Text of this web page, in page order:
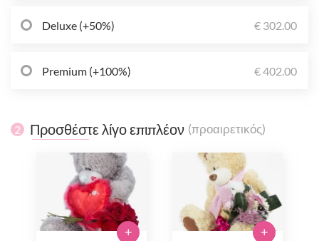
Deluxe (+50%) € 302.00
Premium (+100%) € 402.00
2 Προσθέστε λίγο επιπλέον (προαιρετικός)
+ +